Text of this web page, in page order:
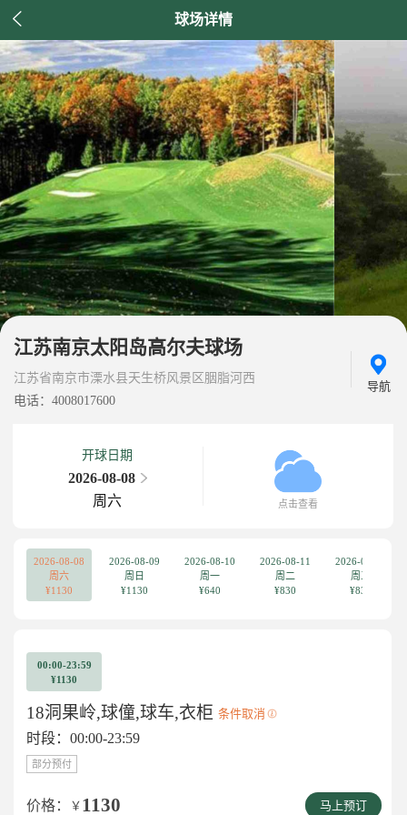
 球场详情
江苏南京太阳岛高尔夫球场
江苏省南京市溧水县天生桥风景区胭脂河西
电话：4008017600
导航
开球日期
2026-08-08
周六
点击查看
2026-08-08
周六
¥1130
2026-08-09
周日
¥1130
2026-08-10
周一
¥640
2026-08-11
周二
¥830
2026-08-12
周三
¥830
00:00-23:59
¥1130
18洞果岭,球僮,球车,衣柜 条件取消
时段：00:00-23:59
部分预付
价格： ￥ 1130 马上预订